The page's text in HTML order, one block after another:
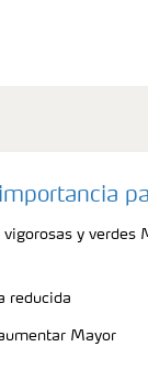
y verdes
reducida
Mayor